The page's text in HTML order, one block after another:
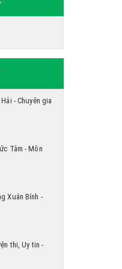
- Chuyên gia
Tâm - Môn
Xuân Bính -
thi, Uy tin -